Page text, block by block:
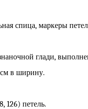
спица, маркеры
глади,
в ширину.
126) петель.